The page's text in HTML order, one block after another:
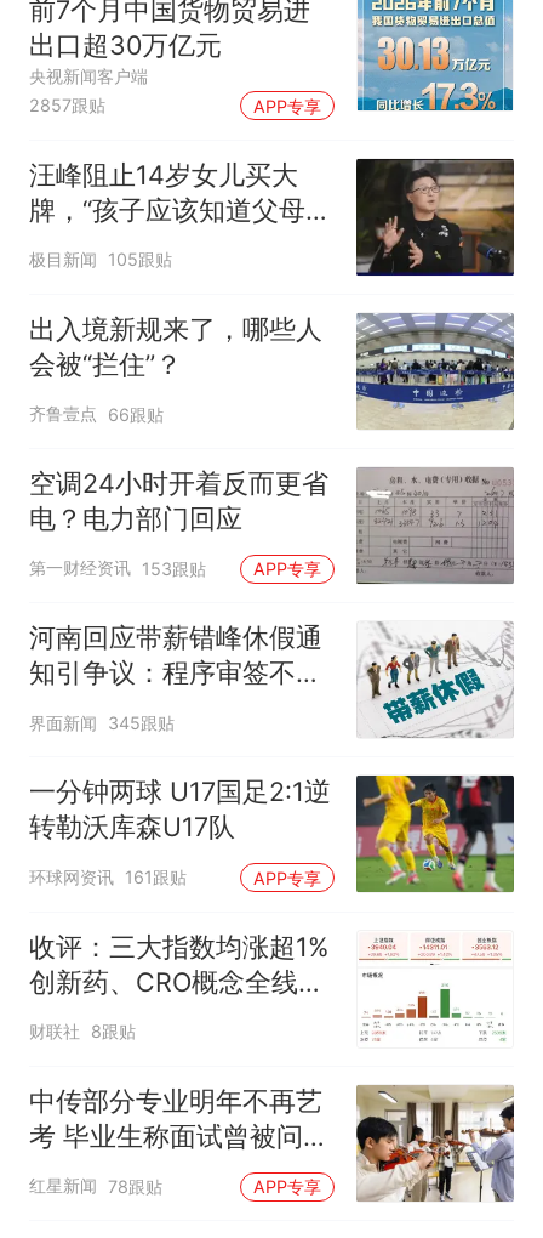
前7个月中国货物贸易进
出口超30万亿元
央视新闻客户端
2857跟贴
APP专享
汪峰阻止14岁女儿买大
牌，“孩子应该知道父母的
不易”，称自己买衣服80%
极目新闻 105跟贴
出入境新规来了，哪些人
会被“拦住”？
齐鲁壹点 66跟贴
空调24小时开着反而更省
电？电力部门回应
第一财经资讯 153跟贴 APP专享
河南回应带薪错峰休假通
知引争议：程序审签不规
范，待修改后予以印发
界面新闻 345跟贴
一分钟两球 U17国足2:1逆
转勒沃库森U17队
环球网资讯 161跟贴 APP专享
收评：三大指数均涨超1%
创新药、CRO概念全线走
强
财联社 8跟贴
中传部分专业明年不再艺
考 毕业生称面试曾被问
“如何策划晚会” 专家：遏
制“艺考捷径化”
红星新闻 78跟贴 APP专享